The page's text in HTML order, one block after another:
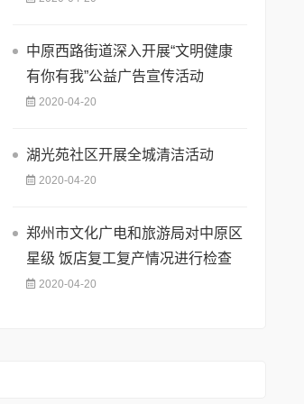
中原西路街道深入开展“文明健康
有你有我”公益广告宣传活动
2020-04-20
湖光苑社区开展全城清洁活动
2020-04-20
郑州市文化广电和旅游局对中原区
星级 饭店复工复产情况进行检查
2020-04-20